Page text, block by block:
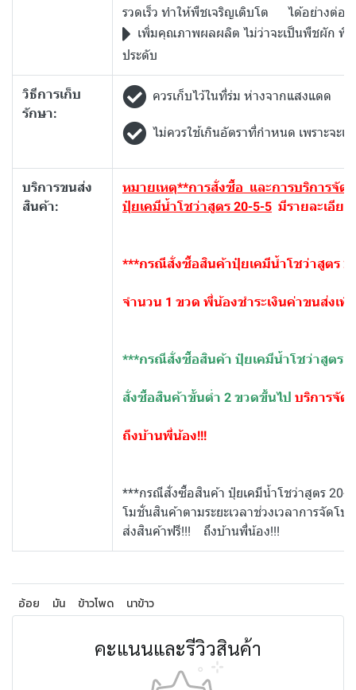
รวดเร็ว ทำให้พืชเจริญเติบโต ได้อย่างต่อเ
เพิ่มคุณภาพผลผลิต ไม่ว่าจะเป็นพืชผัก พื
ประดับ
วิธีการเก็บ
รักษา:
ควรเก็บไว้ในที่ร่ม ห่างจากแสงแดด
ไม่ควรใช้เกินอัตราที่กำหนด เพราะจะ
บริการขนส่ง
สินค้า:
หมายเหตุ**การสั่งซื้อ และการบริการจัด
ปุ๋ยเคมีน้ำโชว่าสูตร 20-5-5 มีรายละเอีย
***กรณีสั่งซื้อสินค้าปุ๋ยเคมีน้ำโชว่าสูตร
จำนวน 1 ขวด พี่น้องชำระเงินค่าขนส่งเพิ่
***กรณีสั่งซื้อสินค้า ปุ๋ยเคมีน้ำโชว่าสูตร
สั่งซื้อสินค้าขั้นต่ำ 2 ขวดขึ้นไป บริการจัด
ถึงบ้านพี่น้อง!!!
***กรณีสั่งซื้อสินค้า ปุ๋ยเคมีน้ำโชว่าสูตร 20-
โมชั่นสินค้าตามระยะเวลาช่วงเวลาการจัดโ
ส่งสินค้าฟรี!!! ถึงบ้านพี่น้อง!!!
อ้อย มัน ข้าวโพด นาข้าว
คะแนนและรีวิวสินค้า